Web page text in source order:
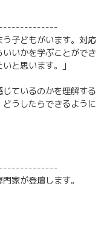
う子どもがいます。対応
いかを学ぶことができ
と思います。」
じているのかを理解する
うしたらできるように
家が登壇します。